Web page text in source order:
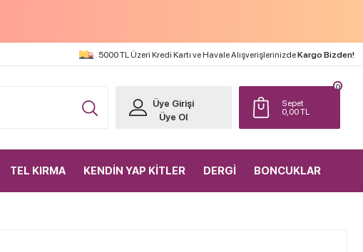
5000 TL Üzeri Kredi Kartı ve Havale AlışverişlerinizdeKargo Bizden!
Sepet
0,00TL
0
Üye Girişi
Üye Ol
TEL KIRMA KENDİN YAP KİTLER DERGİ BONCUKLAR